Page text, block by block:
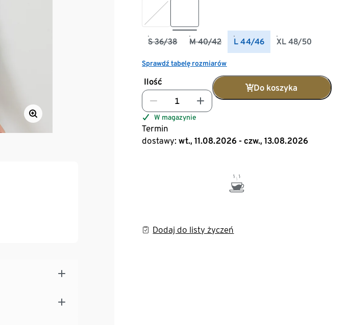
S 36/38 M 40/42 L 44/46 XL 48/50
Sprawdź tabelę rozmiarów
Ilość
Do koszyka
W magazynie
Termin
dostawy: wt., 11.08.2026 - czw., 13.08.2026
Dodaj do listy życzeń